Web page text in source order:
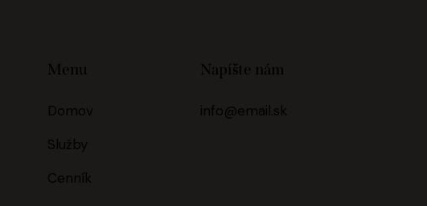
Menu
Domov
Služby
Cenník
Napíšte nám
info@email.sk